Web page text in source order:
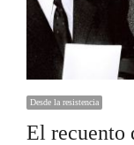
Desde la resistencia
El recuento